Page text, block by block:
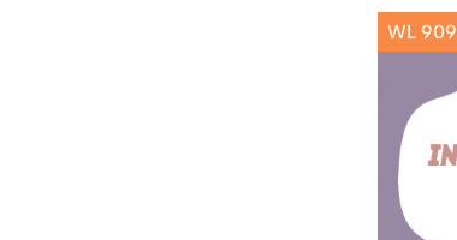
WL 909